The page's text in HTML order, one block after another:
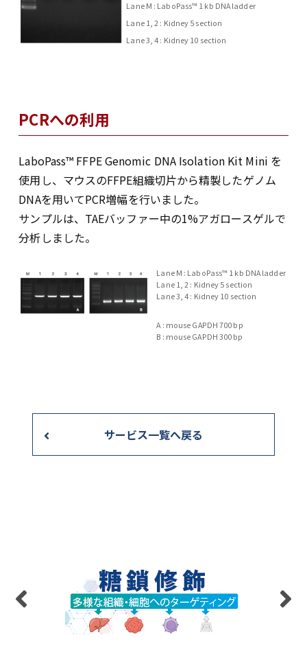
Lane M : LaboPass™ 1 kb DNA ladder
Lane 1, 2 : Kidney 5 section
Lane 3, 4 : Kidney 10 section
PCRへの利用
LaboPass™ FFPE Genomic DNA Isolation Kit Mini を
使用し、マウスのFFPE組織切片から精製したゲノム
DNAを用いてPCR増幅を行いました。
サンプルは、TAEバッファー中の1%アガロースゲルで
分析しました。
Lane M : LaboPass™ 1 kb DNA ladder
Lane 1, 2 : Kidney 5 section
Lane 3, 4 : Kidney 10 section
A : mouse GAPDH 700 bp
B : mouse GAPDH 300 bp
サービス一覧へ戻る